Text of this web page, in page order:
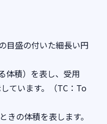
目盛の付いた細長い円
体積）を表し、受用
ています。（TC：To
の体積を表します。